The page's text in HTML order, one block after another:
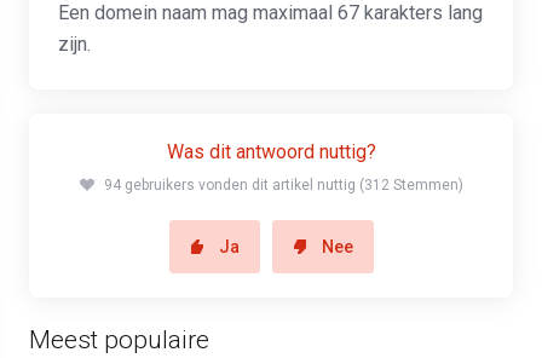
Een domein naam mag maximaal 67 karakters lang
zijn.
Was dit antwoord nuttig?
94 gebruikers vonden dit artikel nuttig (312 Stemmen)
Ja Nee
Meest populaire